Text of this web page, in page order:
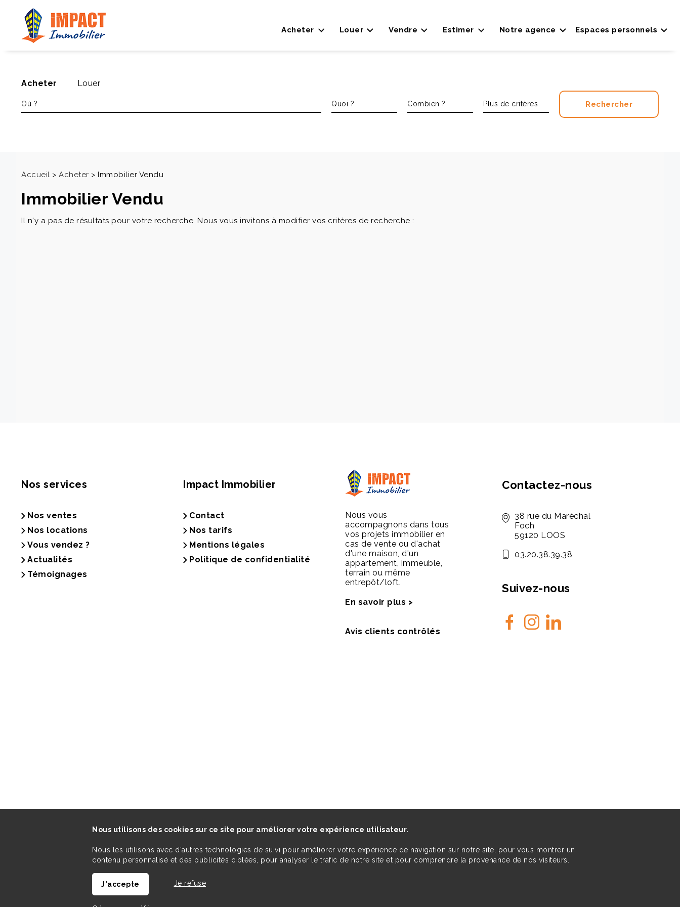
Espaces personnels
Acheter Louer Vendre Estimer Notre agence
Acheter Louer
Accueil > Acheter > Immobilier Vendu
Immobilier Vendu
Il n'y a pas de résultats pour votre recherche. Nous vous invitons à modifier vos critères de recherche :
Nos services
Nos ventes
Nos locations
Vous vendez ?
Actualités
Témoignages
Impact Immobilier
Contact
Nos tarifs
Mentions légales
Politique de confidentialité
Nous vous
accompagnons dans tous
vos projets immobilier en
cas de vente ou d'achat
d'une maison, d'un
appartement, immeuble,
terrain ou même
entrepôt/loft.
En savoir plus >
Avis clients contrôlés
Contactez-nous
38 rue du Maréchal
Foch
59120 LOOS
03.20.38.39.38
Suivez-nous
Nous utilisons des cookies sur ce site pour améliorer votre expérience utilisateur.
Nous les utilisons avec d'autres technologies de suivi pour améliorer votre expérience de navigation sur notre site, pour vous montrer un
contenu personnalisé et des publicités ciblées, pour analyser le trafic de notre site et pour comprendre la provenance de nos visiteurs.
J'accepte Je refuse